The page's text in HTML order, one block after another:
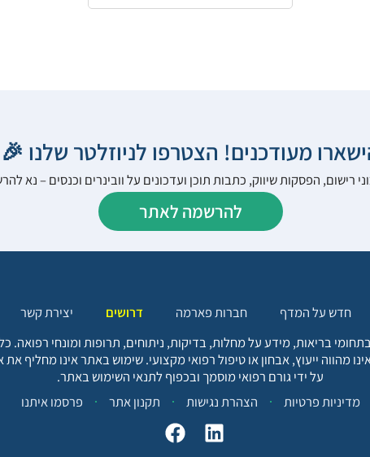
מעודכנים! הצטרפו לניוזלטר שלנו 🎉
רישום, הפסקות שיווק, כתבות תוכן ועדכונים על וובינרים וכנסים – נא
להרשמה לאתר
חדש על המדף חברות פארמה דרושים
יצירת קשר
בריאות, מידע על מחלות, בדיקות, ניתוחים, תרופות ומונחי רפואה.
מהווה ייעוץ, אבחון או טיפול רפואי מקצועי. שימוש באתר אינו מחליף
על ידי גורם רפואי מוסמך ובכפוף לתנאי השימוש באתר.
מדיניות פרטיות
הצהרת נגישות תקנון אתר פרסמו איתנו